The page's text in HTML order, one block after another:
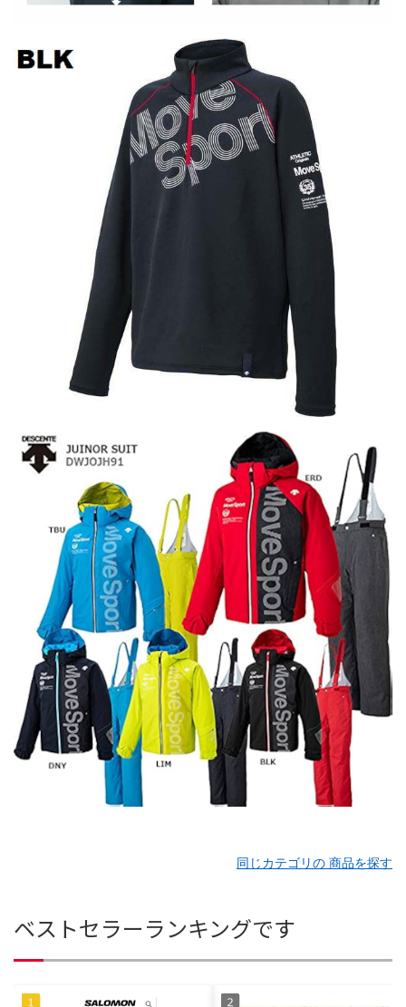
同じカテゴリの 商品を探す
ベストセラーランキングです